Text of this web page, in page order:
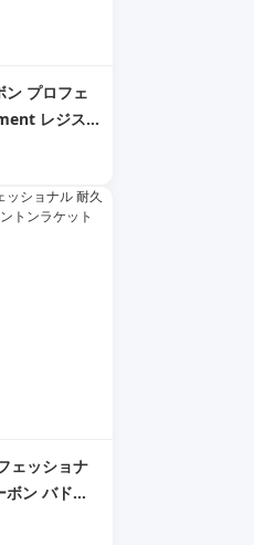
プロフェ
レジス
ラケット
ェッショナ
ン バドミ